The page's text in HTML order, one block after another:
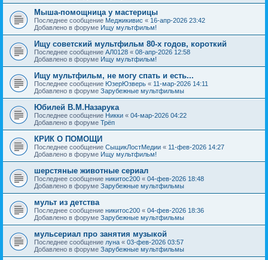
Мыша-помощница у мастерицы
Последнее сообщение Меджикивис « 16-апр-2026 23:42
Добавлено в форуме Ищу мультфильм!
Ищу советский мультфильм 80-х годов, короткий
Последнее сообщение АЛ0128 « 08-апр-2026 12:58
Добавлено в форуме Ищу мультфильм!
Ищу мультфильм, не могу спать и есть...
Последнее сообщение ЮзерЮзверь « 11-мар-2026 14:11
Добавлено в форуме Зарубежные мультфильмы
Юбилей В.М.Назарука
Последнее сообщение Никки « 04-мар-2026 04:22
Добавлено в форуме Трёп
КРИК О ПОМОЩИ
Последнее сообщение СыщикЛостМедии « 11-фев-2026 14:27
Добавлено в форуме Ищу мультфильм!
шерстяные животные сериал
Последнее сообщение никитос200 « 04-фев-2026 18:48
Добавлено в форуме Зарубежные мультфильмы
мульт из детства
Последнее сообщение никитос200 « 04-фев-2026 18:36
Добавлено в форуме Зарубежные мультфильмы
мульсериал про занятия музыкой
Последнее сообщение луна « 03-фев-2026 03:57
Добавлено в форуме Зарубежные мультфильмы